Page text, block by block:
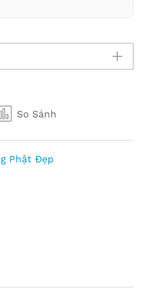
So Sánh
Phật Đẹp